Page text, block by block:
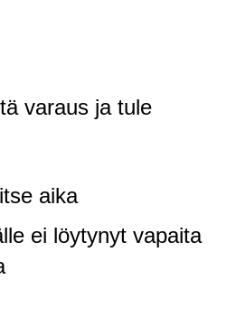
varaus ja tule
aika
ei löytynyt vapaita